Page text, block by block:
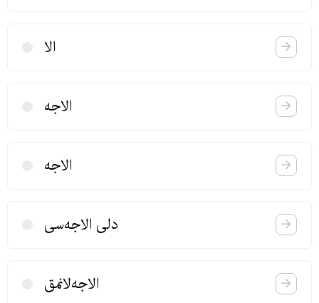
الا
الاجه
الاجه
دلی الاجه‌سی
الاجه‌لانمق